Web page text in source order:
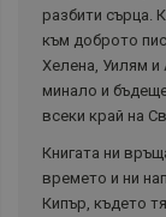
разбити сърца.
към доброто
Хелена, Уилям и
минало и
всеки край на
Книгата ни
времето и ни
Кипър, където